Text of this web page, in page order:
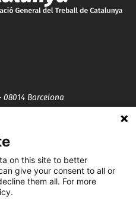
Barcelona
on this site to better
give your consent to all or
them all. For more